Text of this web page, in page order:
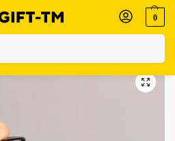
0